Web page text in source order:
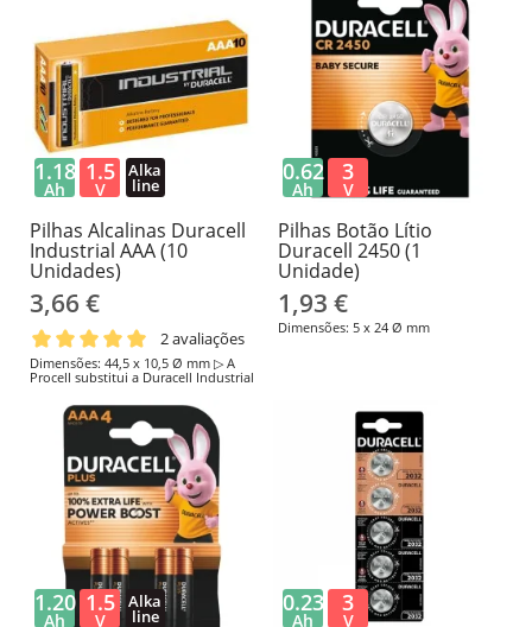
Pilhas Alcalinas Duracell
Industrial AAA (10
Unidades)
3,66 €
2 avaliações
Dimensões: 44,5 x 10,5 Ø mm ▷ A
Procell substitui a Duracell Industrial
1.18
Ah
1.5
V
Alka
line
Pilhas Botão Lítio
Duracell 2450 (1
Unidade)
1,93 €
Dimensões: 5 x 24 Ø mm
0.62
Ah
3
V
1.20
Ah
1.5
V
Alka
line 0.23
Ah
3
V